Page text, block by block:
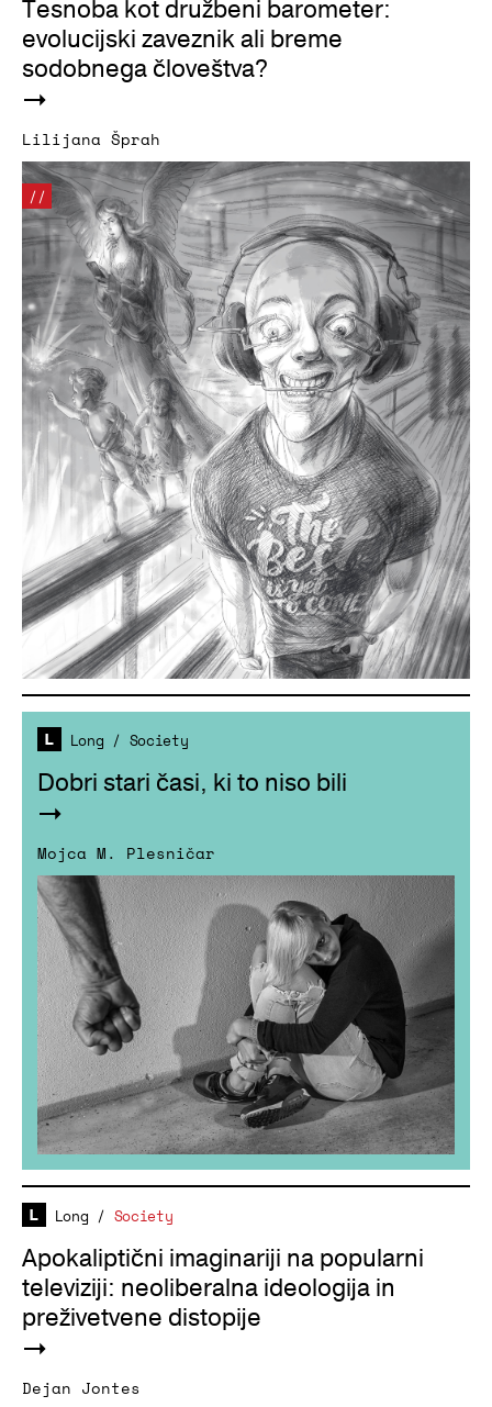
Tesnoba kot družbeni barometer:
evolucijski zaveznik ali breme
sodobnega človeštva?
Lilijana Šprah
//
Long / Society
Dobri stari časi, ki to niso bili
Mojca M. Plesničar
Long / Society
Apokaliptični imaginariji na popularni
televiziji: neoliberalna ideologija in
preživetvene distopije
Dejan Jontes